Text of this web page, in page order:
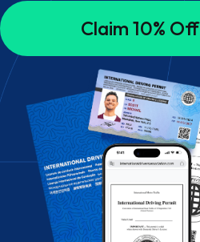
Claim 10% Off